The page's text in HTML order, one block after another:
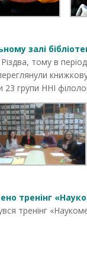
залі
тому в
групи ННІ
тренінг
тренінг